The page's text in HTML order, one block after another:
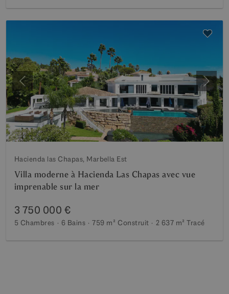
Précédent
Hacienda las Chapas, Marbella Est
Villa moderne à Hacienda Las Chapas avec vue
imprenable sur la mer
3 750 000 €
5 Chambres 6 Bains 759 m² Construit 2 637 m² Tracé